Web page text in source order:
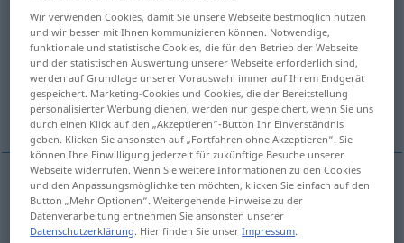
bewährt
Übersicht aller Übersetzungen
(Für mehr Details die Übersetzung anklicken/antippen)
prøvet, sikker, pålidelig
(af)prøvet,sikker,pålidelig bewährt
Wir verwenden Cookies, damit Sie unsere Webseite bestmöglich nutzen
und wir besser mit Ihnen kommunizieren können. Notwendige,
funktionale und statistische Cookies, die für den Betrieb der Webseite
und der statistischen Auswertung unserer Webseite erforderlich sind,
werden auf Grundlage unserer Vorauswahl immer auf Ihrem Endgerät
gespeichert. Marketing-Cookies und Cookies, die der Bereitstellung
personalisierter Werbung dienen, werden nur gespeichert, wenn Sie uns
durch einen Klick auf den „Akzeptieren“-Button Ihr Einverständnis
geben. Klicken Sie ansonsten auf „Fortfahren ohne Akzeptieren“. Sie
können Ihre Einwilligung jederzeit für zukünftige Besuche unserer
Webseite widerrufen. Wenn Sie weitere Informationen zu den Cookies
und den Anpassungsmöglichkeiten möchten, klicken Sie einfach auf den
Button „Mehr Optionen“. Weitergehende Hinweise zu der
Datenverarbeitung entnehmen Sie ansonsten unserer
Datenschutzerklärung. Hier finden Sie unserImpressum.